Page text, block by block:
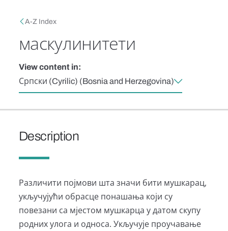
Breadcrumb
A-Z Index
маскулинитети
View content in:
Српски (Cyrilic) (Bosnia and Herzegovina)
Description
Различити појмови шта значи бити мушкарац,
укључујући обрасце понашања који су
повезани са мјестом мушкарца у датом скупу
родних улога и односа. Укључује проучавање